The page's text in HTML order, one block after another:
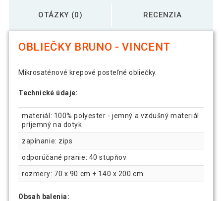
OTÁZKY (0) RECENZIA
OBLIEČKY BRUNO - VINCENT
Mikrosaténové krepové posteľné obliečky.
Technické údaje:
materiál: 100% polyester - jemný a vzdušný materiál
príjemný na dotyk
zapínanie: zips
odporúčané pranie: 40 stupňov
rozmery: 70 x 90 cm + 140 x 200 cm
Obsah balenia: